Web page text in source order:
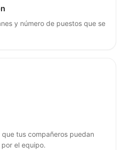
y número de puestos que se
tus compañeros puedan
el equipo.